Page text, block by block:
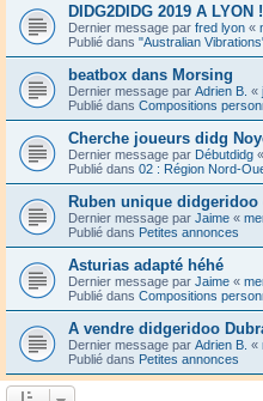
DIDG2DIDG 2019 A LYON
Dernier message par fred lyon «
Publié dans "Australian
beatbox dans Morsing
Dernier message par Adrien B. «
Publié dans Compositions
Cherche joueurs didg
Dernier message par Débutdidg «
Publié dans 02 : Région Nord-
Ruben unique
Dernier message par Jaime «
Publié dans Petites annonces
Asturias adapté héhé
Dernier message par Jaime «
Publié dans Compositions
A vendre didgeridoo
Dernier message par Adrien B. «
Publié dans Petites annonces